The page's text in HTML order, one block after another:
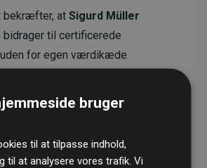
bekræfter, at Sigurd Müller
bidrager til certificerede
for egen værdikæde.
som i gennemsnit svarer til
CO₂ som den estimerede
verificeret gennem Gold
bruger
til at tilpasse indhold,
til at analysere vores trafik. Vi